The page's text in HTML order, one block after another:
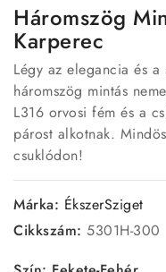
Háromszög
Karperec
Légy az elegancia és
háromszög mintás
L316 orvosi fém és a
párost alkotnak.
csuklódon!
Márka: ÉkszerSziget
Cikkszám: 5301H-300